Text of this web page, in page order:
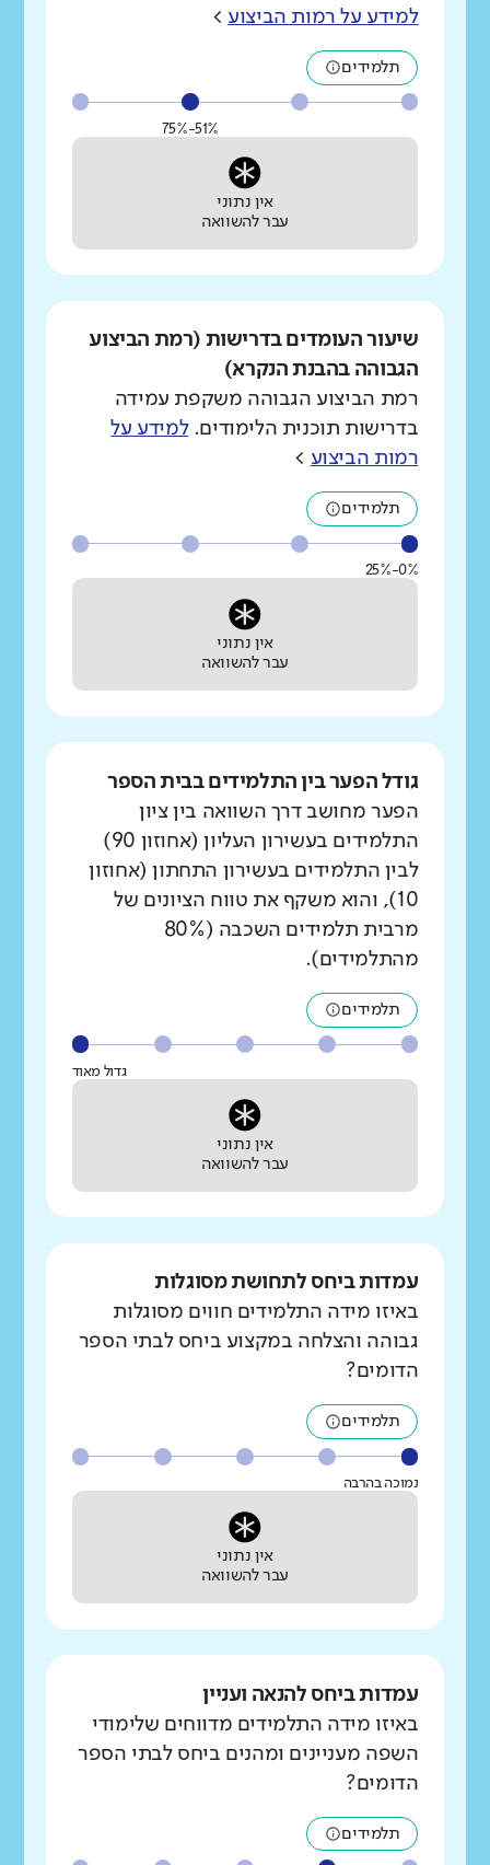
למידע על רמות הביצוע >
תלמידים
51%-75%
אין נתוני
עבר להשוואה
שיעור העומדים בדרישות (רמת הביצוע
הגבוהה בהבנת הנקרא)
רמת הביצוע הגבוהה משקפת עמידה
בדרישות תוכנית הלימודים.למידע על
רמות הביצוע >
תלמידים
0%-25%
אין נתוני
עבר להשוואה
גודל הפער בין התלמידים בבית הספר
הפער מחושב דרך השוואה בין ציון
התלמידים בעשירון העליון (אחוזון 90)
לבין התלמידים בעשירון התחתון (אחוזון
10), והוא משקף את טווח הציונים של
מרבית תלמידים השכבה (80%
מהתלמידים).
תלמידים
גדול מאוד
אין נתוני
עבר להשוואה
עמדות ביחס לתחושת מסוגלות
באיזו מידה התלמידים חווים מסוגלות
גבוהה והצלחה במקצוע ביחס לבתי הספר
הדומים?
תלמידים
נמוכה בהרבה
אין נתוני
עבר להשוואה
עמדות ביחס להנאה ועניין
באיזו מידה התלמידים מדווחים שלימודי
השפה מעניינים ומהנים ביחס לבתי הספר
הדומים?
תלמידים